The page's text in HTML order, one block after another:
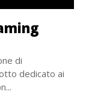
di
dedicato ai